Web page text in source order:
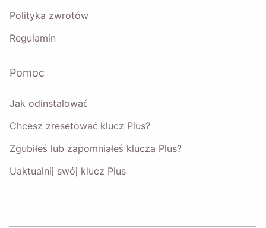
Polityka zwrotów
Regulamin
Pomoc
Jak odinstalować
Chcesz zresetować klucz Plus?
Zgubiłeś lub zapomniałeś klucza Plus?
Uaktualnij swój klucz Plus